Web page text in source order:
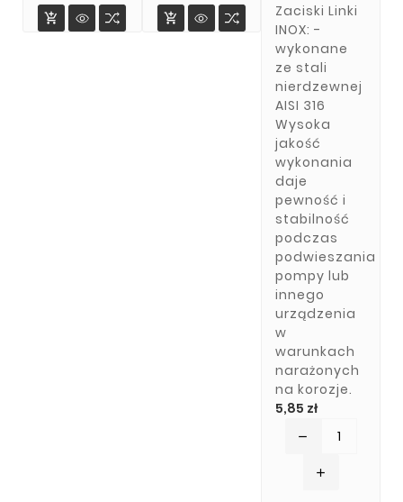
 
Zaciski Linki
INOX: -
wykonane
ze stali
nierdzewnej
AISI 316
Wysoka
jakość
wykonania
daje
pewność i
stabilność
podczas
podwieszania
pompy lub
innego
urządzenia
w
warunkach
narażonych
na korozje.
5,85 złCena
remove
add